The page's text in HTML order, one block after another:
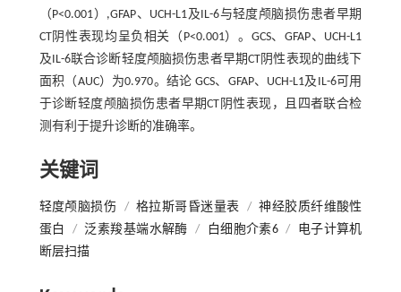
（P<0.001）,GFAP、UCH-L1及IL-6与轻度颅脑损伤患者早期
CT阴性表现均呈负相关（P<0.001）。GCS、GFAP、UCH-L1
及IL-6联合诊断轻度颅脑损伤患者早期CT阴性表现的曲线下
面积（AUC）为0.970。结论 GCS、GFAP、UCH-L1及IL-6可用
于诊断轻度颅脑损伤患者早期CT阴性表现，且四者联合检
测有利于提升诊断的准确率。
关键词
轻度颅脑损伤 / 格拉斯哥昏迷量表 / 神经胶质纤维酸性
蛋白
/ 泛素羧基端水解酶 / 白细胞介素6 /
电子计算机
断层扫描